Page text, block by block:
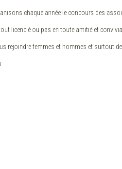
chaque année le concours des
licencié ou pas en toute amitié et
rejoindre femmes et hommes et surtout